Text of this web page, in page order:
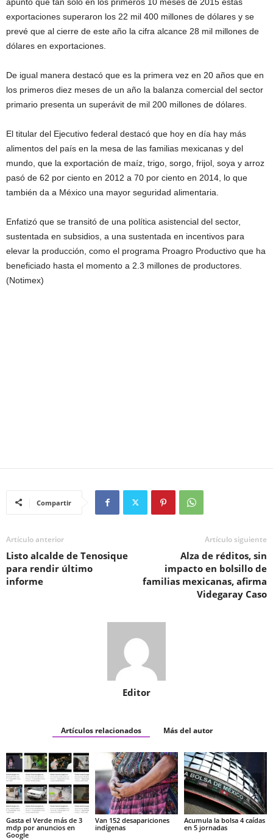
exportaciones superaron los 22 mil 400 millones de dólares y se
prevé que al cierre de este año la cifra alcance 28 mil millones de
dólares en exportaciones.
De igual manera destacó que es la primera vez en 20 años que en
los primeros diez meses de un año la balanza comercial del sector
primario presenta un superávit de mil 200 millones de dólares.
El titular del Ejecutivo federal destacó que hoy en día hay más
alimentos del país en la mesa de las familias mexicanas y del
mundo, que la exportación de maíz, trigo, sorgo, frijol, soya y arroz
pasó de 62 por ciento en 2012 a 70 por ciento en 2014, lo que
también da a México una mayor seguridad alimentaria.
Enfatizó que se transitó de una política asistencial del sector,
sustentada en subsidios, a una sustentada en incentivos para
elevar la producción, como el programa Proagro Productivo que ha
beneficiado hasta el momento a 2.3 millones de productores.
(Notimex)
Compartir
Artículo anterior
Listo alcalde de Tenosique
para rendir último
informe
Artículo siguiente
Alza de réditos, sin
impacto en bolsillo de
familias mexicanas, afirma
Videgaray Caso
Editor
Artículos relacionados Más del autor
Gasta el Verde más de 3
mdp por anuncios en
Google
Van 152 desapariciones
indígenas
Acumula la bolsa 4 caídas
en 5 jornadas